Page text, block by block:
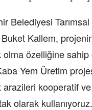
Belediyesi
Kallem,
olma özelliğine
Yem Üretim
arazileri kooperatif ve
olarak kullanıyoruz.